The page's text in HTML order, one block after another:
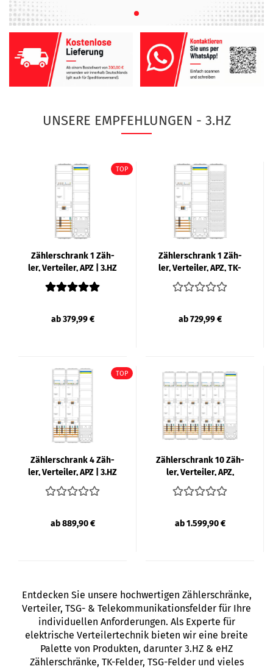
UNSERE EMPFEHLUNGEN - 3.HZ
TOP
Zäh­ler­schrank 1 Zäh­
ler, Ver­tei­ler, APZ | 3.HZ
| F-​TRO­NIC
ab 379,99 €
Zäh­ler­schrank 1 Zäh­
ler, Ver­tei­ler, APZ, TK-​
Feld | 3.HZ | F-​TRO­NIC...
ab 729,99 €
TOP
Zäh­ler­schrank 4 Zäh­
ler, Ver­tei­ler, APZ | 3.HZ
| 1400mm | F-​TRO­NIC...
ab 889,90 €
Zäh­ler­schrank 10 Zäh­
ler, Ver­tei­ler, APZ,
1400mm | 3.HZ | F-​
TRO­NIC...
ab 1.599,90 €
Entdecken Sie unsere hochwertigen Zählerschränke,
Verteiler, TSG- & Telekommunikationsfelder für Ihre
individuellen Anforderungen. Als Experte für
elektrische Verteilertechnik bieten wir eine breite
Palette von Produkten, darunter 3.HZ & eHZ
Zählerschränke, TK-Felder, TSG-Felder und vieles